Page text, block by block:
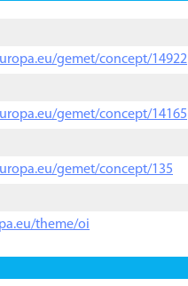
gemet/concept/14922
gemet/concept/14165
gemet/concept/135
theme/oi